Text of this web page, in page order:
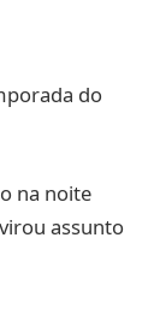
do
na noite
assunto